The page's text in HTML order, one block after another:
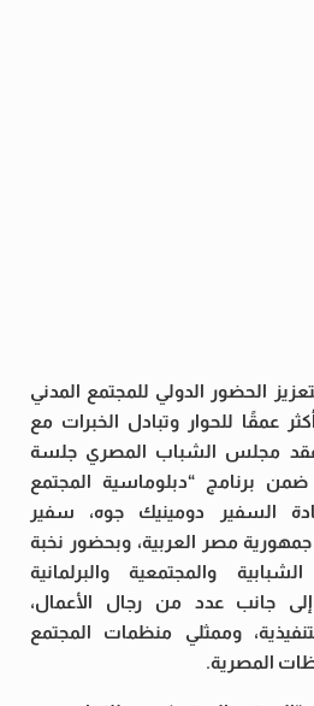
الحضور الدولي للمجتمع المدني
عمقًا للحوار وتبادل الخبرات مع
عقد مجلس الشباب المصري جلسة
برنامج “دبلوماسية المجتمع
السفير دومينيك جوه، سفير
مصر العربية، وبحضور نخبة
والمجتمعية والبرلمانية
إلى جانب عدد من رجال الأعمال،
وممثلي منظمات المجتمع
المصرية.